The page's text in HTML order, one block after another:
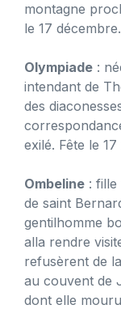
montagne
le 17 décembre.
Olympiade :
intendant de
des
exilé. Fête le
Ombeline :
de saint
gentilhomme
alla rendre
refusèrent de
au couvent de
dont elle